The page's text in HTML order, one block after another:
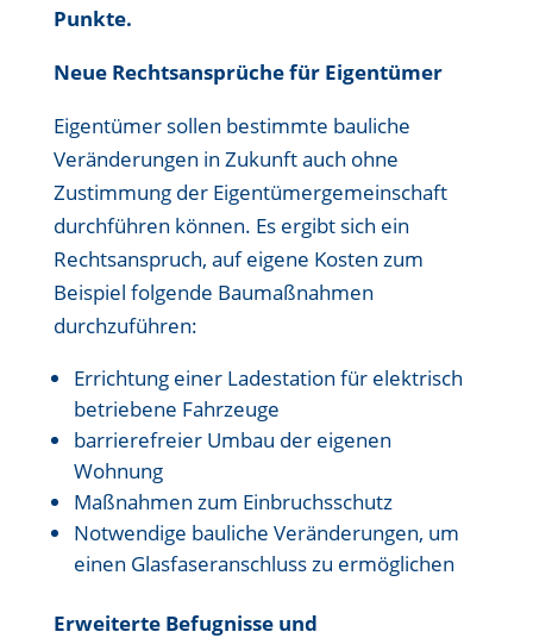
Punkte.
Neue Rechtsansprüche für Eigentümer
Eigentümer sollen bestimmte bauliche
Veränderungen in Zukunft auch ohne
Zustimmung der Eigentümergemeinschaft
durchführen können. Es ergibt sich ein
Rechtsanspruch, auf eigene Kosten zum
Beispiel folgende Baumaßnahmen
durchzuführen:
Errichtung einer Ladestation für elektrisch
betriebene Fahrzeuge
barrierefreier Umbau der eigenen
Wohnung
Maßnahmen zum Einbruchsschutz
Notwendige bauliche Veränderungen, um
einen Glasfaseranschluss zu ermöglichen
Erweiterte Befugnisse und